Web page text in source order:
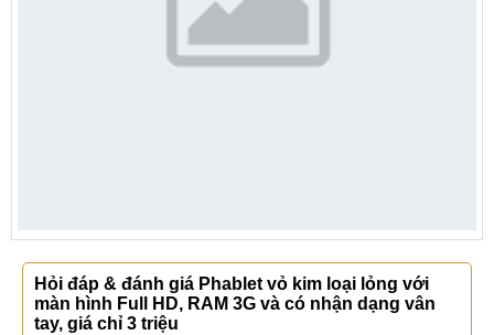
Hỏi đáp & đánh giá Phablet vỏ kim loại lỏng với
màn hình Full HD, RAM 3G và có nhận dạng vân
tay, giá chỉ 3 triệu